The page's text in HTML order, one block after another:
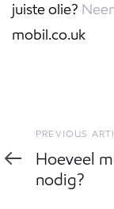
juiste olie?
mobil.co.uk
Previous
Article
PREVIOUS
Hoeveel
nodig?